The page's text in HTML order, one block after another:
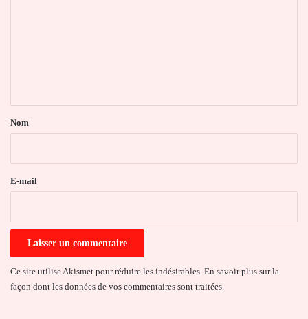
a
e
Nom
E-mail
Ce site utilise Akismet pour réduire les indésirables. En savoir plus sur la
façon dont les données de vos commentaires sont traitées